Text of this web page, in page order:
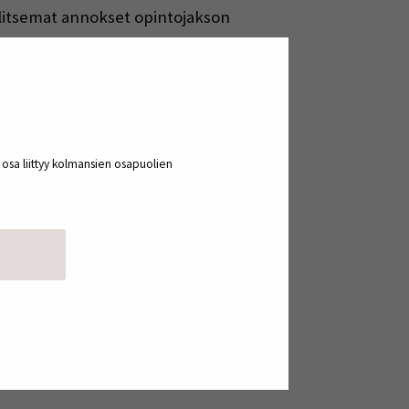
liittyy kolmansien osapuolien
annokset opintojakson
tender –file ruisviski-
myöskään tarvinnut murehtia, ettei
Totuuden nimissä on jopa
tunnustautunut ei oikein olisi
kukkia. Yhteiskunnassa
tai ainakin sellainen